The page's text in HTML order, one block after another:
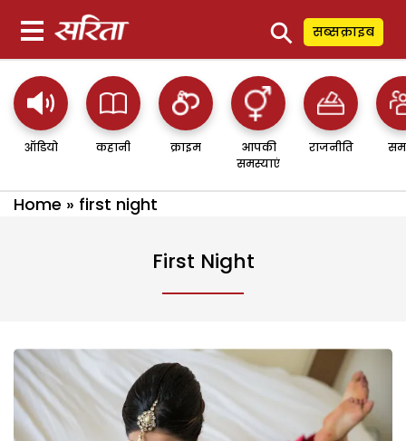
⚲ सब्सक्राइब
ऑडियो कहानी क्राइम
आपकी
समस्याएं
राजनीति
Home » first night
First Night